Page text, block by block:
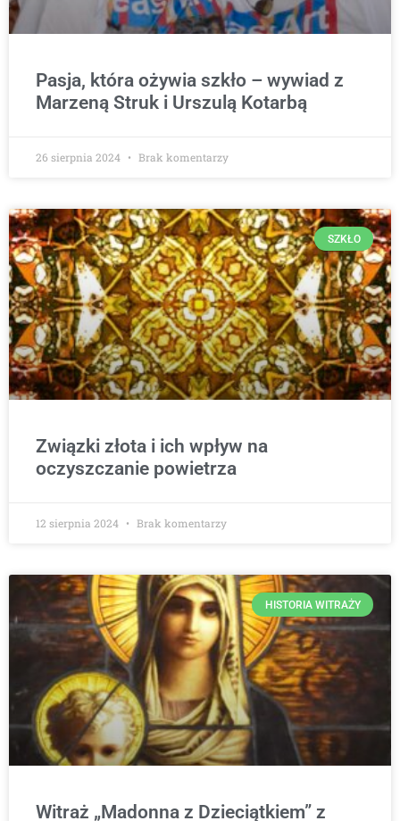
Pasja, która ożywia szkło – wywiad z
Marzeną Struk i Urszulą Kotarbą
26 sierpnia 2024 Brak komentarzy
SZKŁO
Związki złota i ich wpływ na
oczyszczanie powietrza
12 sierpnia 2024 Brak komentarzy
HISTORIA WITRAŻY
Witraż „Madonna z Dzieciątkiem” z